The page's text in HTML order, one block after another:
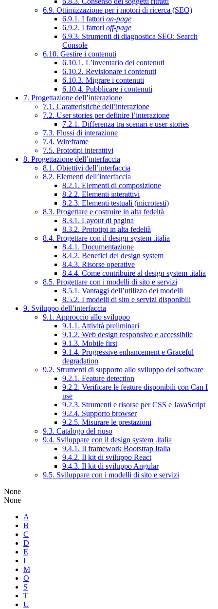
6.9. Ottimizzazione per i motori di ricerca (SEO)
6.9.1. I fattori on-page
6.9.2. I fattori off-page
6.9.3. Strumenti di diagnostica SEO: Search
Console
6.10. Gestire i contenuti
6.10.1. L’inventario dei contenuti
6.10.2. Revisionare i contenuti
6.10.3. Migrare i contenuti
6.10.4. Pubblicare i contenuti
7. Progettazione dell’interazione
7.1. Caratteristiche dell’interazione
7.2. User stories per definire l’interazione
7.2.1. Differenza tra scenari e user stories
7.3. Flussi di interazione
7.4. Wireframe
7.5. Prototipi interattivi
8. Progettazione dell’interfaccia
8.1. Obiettivi dell’interfaccia
8.2. Elementi dell’interfaccia
8.2.1. Elementi di composizione
8.2.2. Elementi interattivi
8.2.3. Elementi testuali (microtesti)
8.3. Progettare e costruire in alta fedeltà
8.3.1. Layout di pagina
8.3.2. Prototipi in alta fedeltà
8.4. Progettare con il design system .italia
8.4.1. Documentazione
8.4.2. Benefici del design system
8.4.3. Risorse operative
8.4.4. Come contribuire al design system .italia
8.5. Progettare con i modelli di sito e servizi
8.5.1. Vantaggi dell’utilizzo dei modelli
8.5.2. I modelli di sito e servizi disponibili
9. Sviluppo dell’interfaccia
9.1. Approccio allo sviluppo
9.1.1. Attività preliminari
9.1.2. Web design responsivo e accessibile
9.1.3. Mobile first
9.1.4. Progressive enhancement e Graceful
degradation
9.2. Strumenti di supporto allo sviluppo del software
9.2.1. Feature detection
9.2.2. Verificare le feature disponibili con Can I
use
9.2.3. Strumenti e risorse per CSS e JavaScript
9.2.4. Supporto browser
9.2.5. Misurare le prestazioni
9.3. Catalogo del riuso
9.4. Sviluppare con il design system .italia
9.4.1. Il framework Bootstrap Italia
9.4.2. Il kit di sviluppo React
9.4.3. Il kit di sviluppo Angular
9.5. Sviluppare con i modelli di sito e servizi
None
None
A
B
C
D
E
I
M
O
S
T
U